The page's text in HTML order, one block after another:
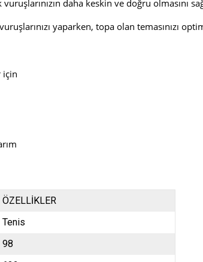
daha keskin ve doğru olmasını
yaparken, topa olan temasınızı
için
ÖZELLİKLER
Tenis
98